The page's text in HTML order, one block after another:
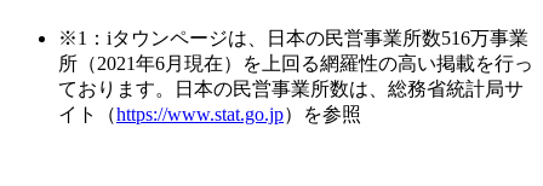
※1：iタウンページは、日本の民営事業所数516万事業
所（2021年6月現在）を上回る網羅性の高い掲載を行っ
ております。日本の民営事業所数は、総務省統計局サ
イト（https://www.stat.go.jp）を参照